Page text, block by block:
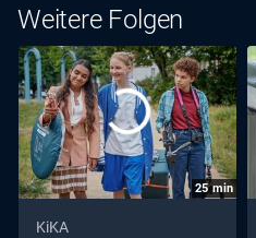
Weitere Folgen
25min
KiKA